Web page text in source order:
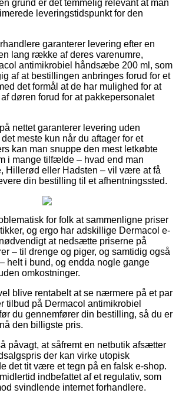
grund er det temmelig relevant at man
leveringstidspunkt for den
garanterer levering efter en
lang række af deres varenumre,
antimikrobiel håndsæbe 200 ml, som
af at bestillingen anbringes forud for et
det formål at de har mulighed for at
døren forud for at pakkepersonalet
nettet garanterer levering uden
meste kun når du aftager for et
kan man snuppe den mest letkøbte
i mange tilfælde – hvad end man
Hillerød eller Hadsten – vil være at få
din bestilling til et afhentningssted.
for folk at sammenligne priser
og ergo har adskillige Dermacol e-
at nedsætte priserne på
– til drenge og piger, og samtidig også
helt i bund, og endda nogle gange
omkostninger.
blive rentabelt at se nærmere på et par
tilbud på Dermacol antimikrobiel
du gennemfører din bestilling, så du er
den billigste pris.
påvagt, at såfremt en netbutik afsætter
der kan virke utopisk
det tit være et tegn på en falsk e-shop.
indbefattet af et regulativ, som
svindlende internet forhandlere.